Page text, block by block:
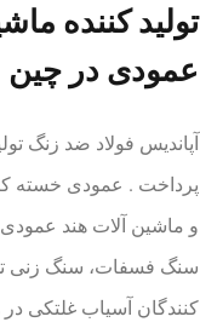
تولید کننده
عمودی در چین
آپاندیس فولاد ضد زنگ
پرداخت . عمودی خسته
و ماشین آلات هند
سنگ فسفات، سنگ زنی
کنندگان آسیاب غلتکی